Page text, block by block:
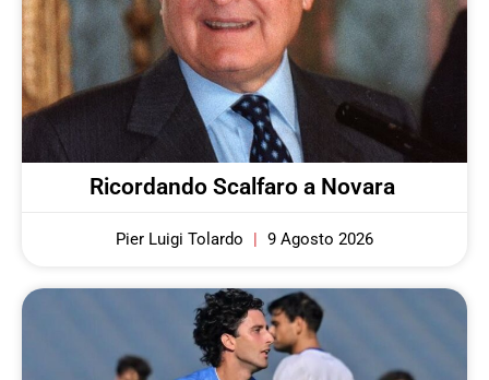
Ricordando Scalfaro a Novara
Pier Luigi Tolardo 9 Agosto 2026